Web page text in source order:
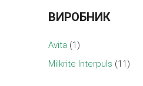
ВИРОБНИК
Avita (1)
Milkrite Interpuls (11)